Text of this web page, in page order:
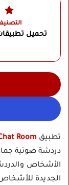
تحميل
تطبيق Room
دردشة صوتية
الأشخاص
الجديدة للأشخاص